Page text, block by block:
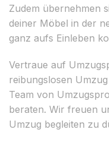
Zudem übernehmen
deiner Möbel in der
ganz aufs Einleben
Vertraue auf
reibungslosen
Team von
beraten. Wir freuen
Umzug begleiten zu